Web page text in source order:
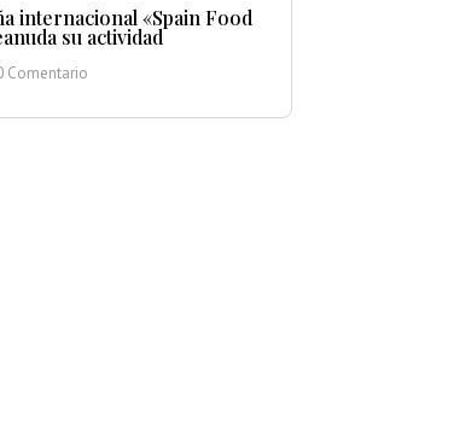
internacional «Spain Food
su actividad
Comentario